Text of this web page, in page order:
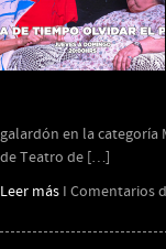
galardón en la categoría
de Teatro de […]
Leer más I Comentarios